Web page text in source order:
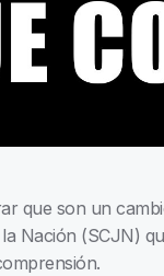
que son un
Nación (SCJN)